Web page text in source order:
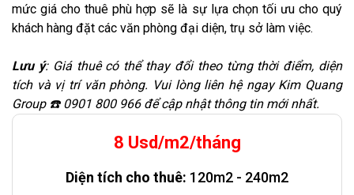
mức giá cho thuê phù hợp sẽ là sự lựa chọn tối ưu cho quý
khách hàng đặt các văn phòng đại diện, trụ sở làm việc.
Lưu ý: Giá thuê có thể thay đổi theo từng thời điểm, diện
tích và vị trí văn phòng. Vui lòng liên hệ ngay Kim Quang
Group ☎️ 0901 800 966 để cập nhật thông tin mới nhất.
8 Usd/m2/tháng
Diện tích cho thuê: 120m2 - 240m2